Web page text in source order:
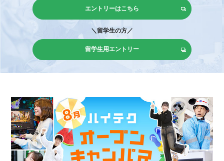
エントリーはこちら
＼留学生の方／
留学生用エントリー